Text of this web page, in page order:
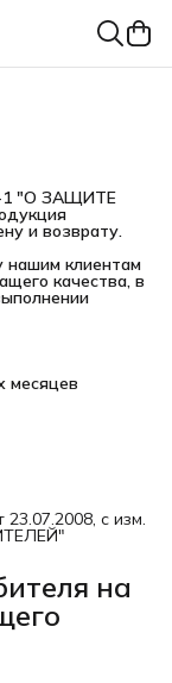
1 "О ЗАЩИТЕ
и возврату.
нашим клиентам
качества, в
месяцев
с изм.
на